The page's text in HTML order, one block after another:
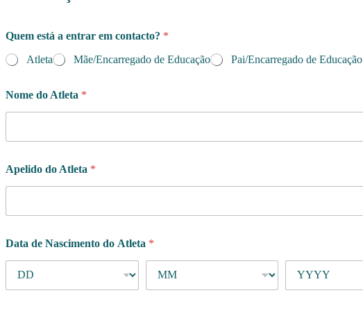
Quem está a entrar em contacto? *
Atleta
Mãe/Encarregado de Educação Pai/Encarregado de Educação
Nome do Atleta *
Apelido do Atleta *
Data de Nascimento do Atleta *